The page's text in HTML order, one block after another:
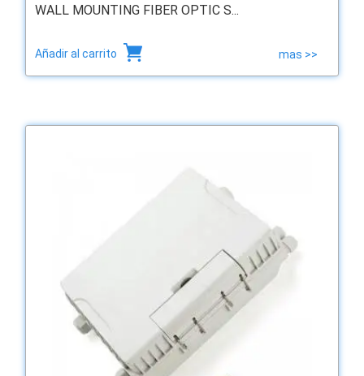
WALL MOUNTING FIBER OPTIC S...
Añadir al carrito mas >>